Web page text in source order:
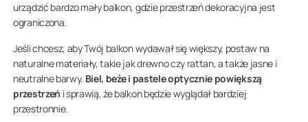
urządzić bardzo mały balkon, gdzie przestrzeń dekoracyjna jest
ograniczona.
Jeśli chcesz, aby Twój balkon wydawał się większy, postaw na
naturalne materiały, takie jak drewno czy rattan, a także jasne i
neutralne barwy. Biel, beże i pastele optycznie powiększą
przestrzeń i sprawią, że balkon będzie wyglądał bardziej
przestronnie.